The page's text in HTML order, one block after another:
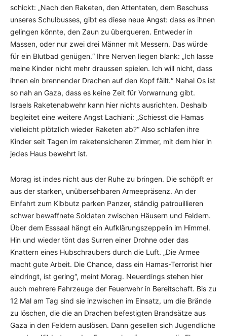
schickt: „Nach den Raketen, den Attentaten, dem Beschuss
unseres Schulbusses, gibt es diese neue Angst: dass es ihnen
gelingen könnte, den Zaun zu überqueren. Entweder in
Massen, oder nur zwei drei Männer mit Messern. Das würde
für ein Blutbad genügen.“ Ihre Nerven liegen blank: „Ich lasse
meine Kinder nicht mehr draussen spielen. Ich will nicht, dass
ihnen ein brennender Drachen auf den Kopf fällt.“ Nahal Os ist
so nah an Gaza, dass es keine Zeit für Vorwarnung gibt.
Israels Raketenabwehr kann hier nichts ausrichten. Deshalb
begleitet eine weitere Angst Lachiani: „Schiesst die Hamas
vielleicht plötzlich wieder Raketen ab?“ Also schlafen ihre
Kinder seit Tagen im raketensicheren Zimmer, mit dem hier in
jedes Haus bewehrt ist.
Morag ist indes nicht aus der Ruhe zu bringen. Die schöpft er
aus der starken, unübersehbaren Armeepräsenz. An der
Einfahrt zum Kibbutz parken Panzer, ständig patrouillieren
schwer bewaffnete Soldaten zwischen Häusern und Feldern.
Über dem Esssaal hängt ein Aufklärungszeppelin im Himmel.
Hin und wieder tönt das Surren einer Drohne oder das
Knattern eines Hubschraubers durch die Luft. „Die Armee
macht gute Arbeit. Die Chance, dass ein Hamas-Terrorist hier
eindringt, ist gering“, meint Morag. Neuerdings stehen hier
auch mehrere Fahrzeuge der Feuerwehr in Bereitschaft. Bis zu
12 Mal am Tag sind sie inzwischen im Einsatz, um die Brände
zu löschen, die die an Drachen befestigten Brandsätze aus
Gaza in den Feldern auslösen. Dann gesellen sich Jugendliche